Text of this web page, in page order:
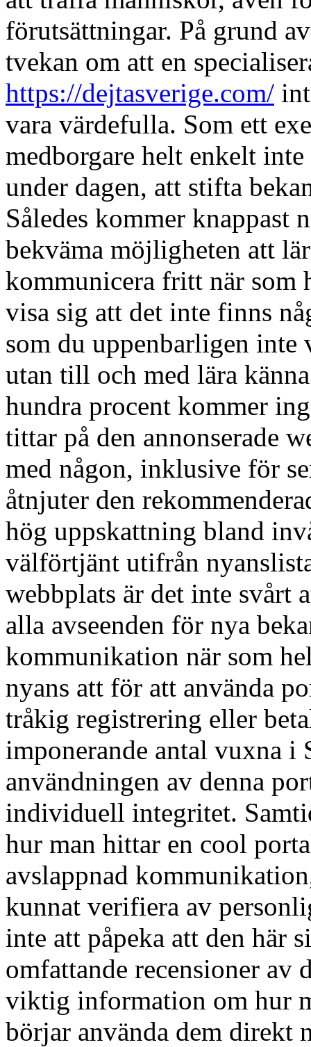
förutsättningar. På grund
tvekan om att en
https://dejtasverige.com/
vara värdefulla. Som ett
medborgare helt enkelt
under dagen, att stifta
Således kommer knappast
bekväma möjligheten att
kommunicera fritt när som
visa sig att det inte finns
som du uppenbarligen
utan till och med lära
hundra procent kommer
tittar på den annonserade
med någon, inklusive för
åtnjuter den
hög uppskattning bland
välförtjänt utifrån
webbplats är det inte svårt
alla avseenden för nya
kommunikation när som
nyans att för att använda
tråkig registrering eller
imponerande antal vuxna i
användningen av denna
individuell integritet.
hur man hittar en cool
avslappnad
kunnat verifiera av
inte att påpeka att den här
omfattande recensioner av
viktig information om hur
börjar använda dem direkt